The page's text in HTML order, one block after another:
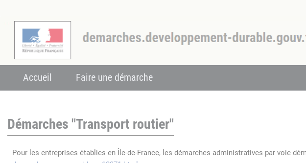
Accueil Faire une démarche
Démarches "Transport routier"
Pour les entreprises établies en Île-de-France, les démarches administratives par voie